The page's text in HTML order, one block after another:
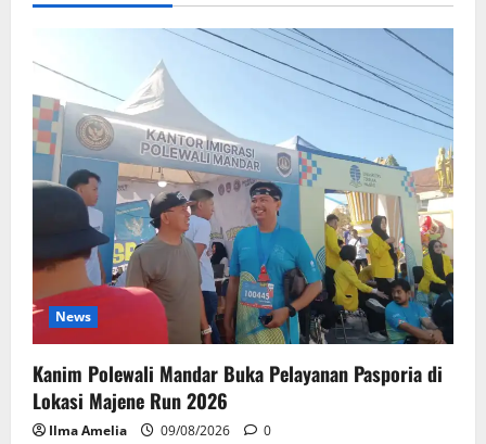
News
Kanim Polewali Mandar Buka Pelayanan Pasporia di
Lokasi Majene Run 2026
Ilma Amelia 09/08/2026 0